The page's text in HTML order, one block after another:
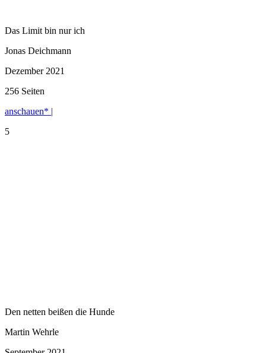
Das Limit bin nur ich
Jonas Deichmann
Dezember 2021
256 Seiten
anschauen* |
5
Den netten beißen die Hunde
Martin Wehrle